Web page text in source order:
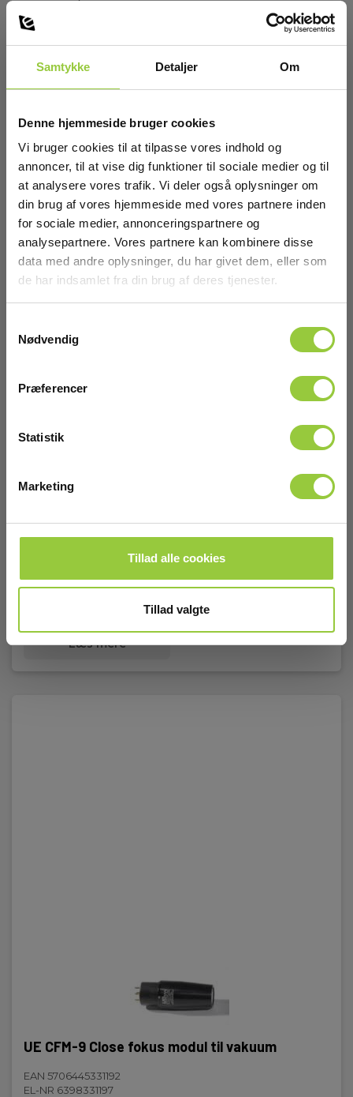
Samtykke Detaljer Om
Denne hjemmeside bruger cookies
Vi bruger cookies til at tilpasse vores indhold og
annoncer, til at vise dig funktioner til sociale medier og til
at analysere vores trafik. Vi deler også oplysninger om
din brug af vores hjemmeside med vores partnere inden
for sociale medier, annonceringspartnere og
analysepartnere. Vores partnere kan kombinere disse
data med andre oplysninger, du har givet dem, eller som
de har indsamlet fra din brug af deres tjenester.
Nødvendig
Præferencer
Statistik
Marketing
Tillad alle cookies
Tillad valgte
Bluetooth
EAN 5706445331086
Læs mere
UE TFSM-10 Teleskopstang med fleksibel
hoved
EL-NR 6398331184
RING FOR PRIS +45 7022 1000
Læs mere
UE CFM-9 Close fokus modul til vakuum
EAN 5706445331192
EL-NR 6398331197